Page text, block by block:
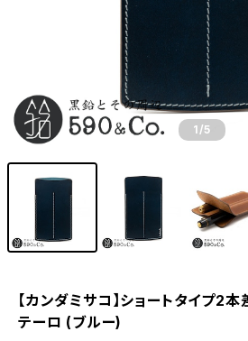
1 /5
【カンダミサコ】ショートタイプ2
テーロ (ブルー)